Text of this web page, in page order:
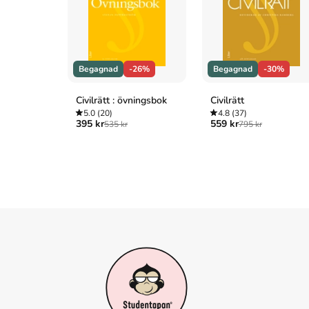
om juridik.Förlaget bakom boken är
Köp bokenSveriges Lag 2026 på Studentapan
Tillhör kategorierna
Referera tillSveriges Lag 2026(Upplaga
Begagnad -26%
Civilrätt : övningsbok
5.0 (20)
395 kr535 kr
Begagnad -30%
Civilrätt
4.8(37)
559 kr795 kr